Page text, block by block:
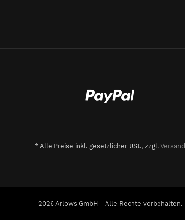
* Alle Preise inkl. gesetzlicher USt., zzgl. Versand
2026 Arlows GmbH - Alle Rechte vorbehalten.